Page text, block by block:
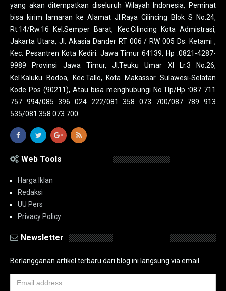
yang akan ditempatkan diseluruh Wilayah Indonesia, Peminat
bisa kirim lamaran ke Alamat Jl.Raya Cilincing Blok S No.24,
Rt.14/Rw.16 Kel.Semper Barat, Kec.Cilincing Kota Admistrasi,
Jakarta Utara, Jl. Akasia Dander RT 006 / RW 005 Ds. Ketami ,
Kec. Pesantren Kota Kediri. Jawa Timur 64139, Hp :0821-4287-
9989 Provinsi Jawa Timur, Jl.Teuku Umar XI Lr.3 No.26,
Kel.Kaluku Bodoa, Kec.Tallo, Kota Makassar Sulawesi-Selatan
Kode Pos (90211), Atau bisa menghubungi No.Tlp/Hp :087 711
757 994/085 396 024 222/081 358 073 700/087 789 913
535/081 358 073 700.
Web Tools
Harga Iklan
Redaksi
UU Pers
Privacy Policy
Newsletter
Berlangganan artikel terbaru dari blog ini langsung via email.